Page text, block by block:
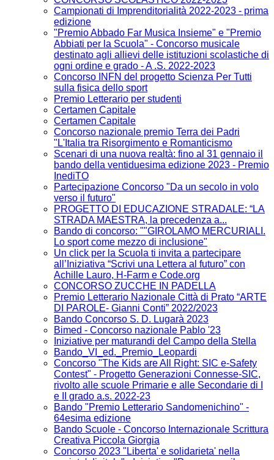
Campionati di Imprenditorialità 2022-2023 - prima
edizione
"Premio Abbado Far Musica Insieme" e "Premio
Abbiati per la Scuola" - Concorso musicale
destinato agli allievi delle istituzioni scolastiche di
ogni ordine e grado - A .S. 2022-2023
Concorso INFN del progetto Scienza Per Tutti
sulla fisica dello sport
Premio Letterario per studenti
Certamen Capitale
Certamen Capitale
Concorso nazionale premio Terra dei Padri
"L'Italia tra Risorgimento e Romanticismo
Scenari di una nuova realtà: fino al 31 gennaio il
bando della ventiduesima edizione 2023 - Premio
InediTO
Partecipazione Concorso "Da un secolo in volo
verso il futuro"
PROGETTO DI EDUCAZIONE STRADALE: “LA
STRADA MAESTRA, la precedenza a...
Bando di concorso: ""GIROLAMO MERCURIALI.
Lo sport come mezzo di inclusione"
Un click per la Scuola ti invita a partecipare
all’Iniziativa “Scrivi una Lettera al futuro” con
Achille Lauro, H-Farm e Code.org
CONCORSO ZUCCHE IN PADELLA
Premio Letterario Nazionale Città di Prato “ARTE
DI PAROLE- Gianni Conti” 2022/2023
Bando Concorso S. D. Lugarà 2023
Bimed - Concorso nazionale Pablo '23
Iniziative per maturandi del Campo della Stella
Bando_VI_ed._Premio_Leopardi
Concorso "The Kids are All Right: SIC e-Safety
Contest" - Progetto Generazioni Connesse-SIC,
rivolto alle scuole Primarie e alle Secondarie di I
e II grado a.s. 2022-23
Bando "Premio Letterario Sandomenichino" -
64esima edizione
Bando Scuole - Concorso Internazionale Scrittura
Creativa Piccola Giorgia
Concorso 2023 "Liberta' e solidarieta' nella